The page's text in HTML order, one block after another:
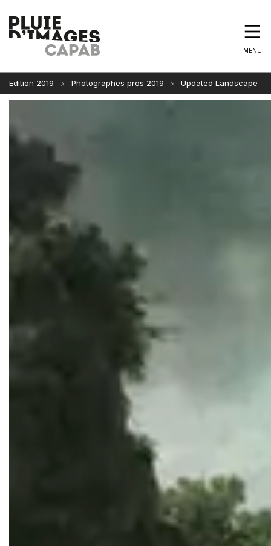
MENU
Edition 2019 Photographes pros 2019 Updated Landscape